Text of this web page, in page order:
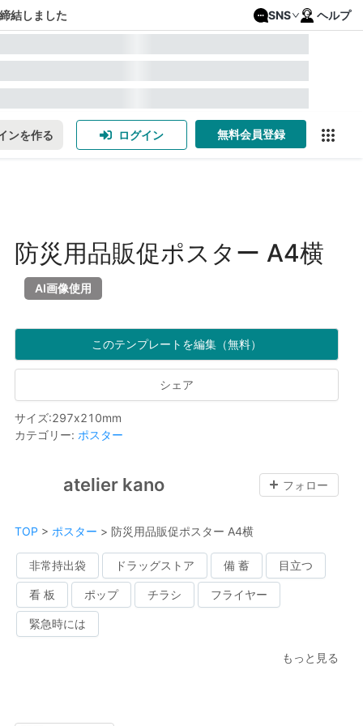
結しました SNS ヘルプ
ンを作る ログイン 無料会員登録
防災用品販促ポスター A4横
AI画像使用
このテンプレートを編集（無料）
シェア
サイズ:297x210mm
カテゴリー: ポスター
atelier kano フォロー
TOP > ポスター > 防災用品販促ポスター A4横
非常持出袋 ドラッグストア 備 蓄 目立つ
看 板 ポップ チラシ フライヤー
緊急時には
もっと見る